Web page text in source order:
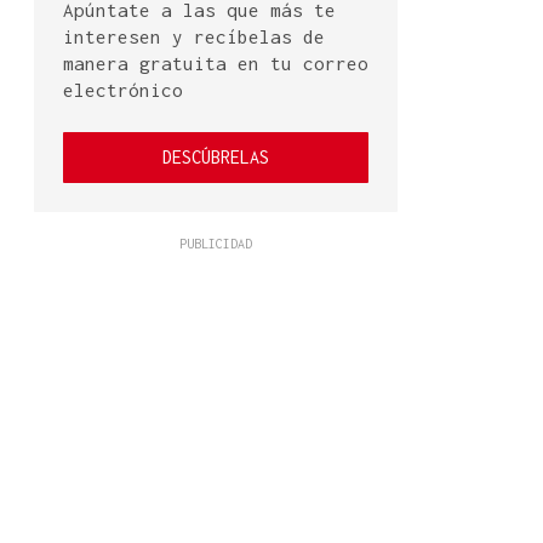
Apúntate a las que más te
interesen y recíbelas de
manera gratuita en tu correo
electrónico
DESCÚBRELAS